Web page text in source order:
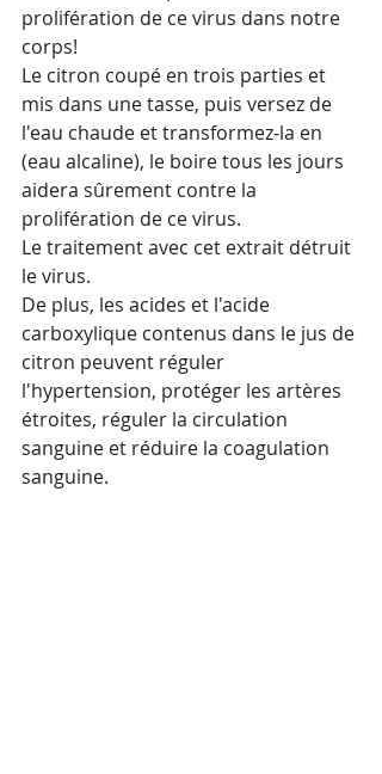
prolifération de ce virus dans notre
corps!
Le citron coupé en trois parties et
mis dans une tasse, puis versez de
l'eau chaude et transformez-la en
(eau alcaline), le boire tous les jours
aidera sûrement contre la
prolifération de ce virus.
Le traitement avec cet extrait détruit
le virus.
De plus, les acides et l'acide
carboxylique contenus dans le jus de
citron peuvent réguler
l'hypertension, protéger les artères
étroites, réguler la circulation
sanguine et réduire la coagulation
sanguine.